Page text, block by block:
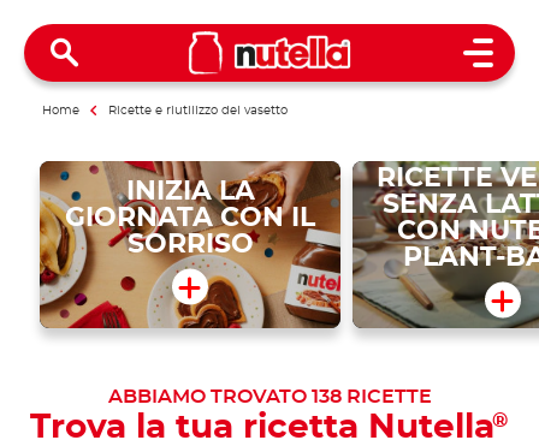
Open
Home Ricette e riutilizzo del vasetto
INIZIA LA
GIORNATA CON IL
SORRISO
RICETTE
SENZA
CON
PLANT-
ABBIAMO TROVATO 138RICETTE
Trova la tua ricetta Nutella®